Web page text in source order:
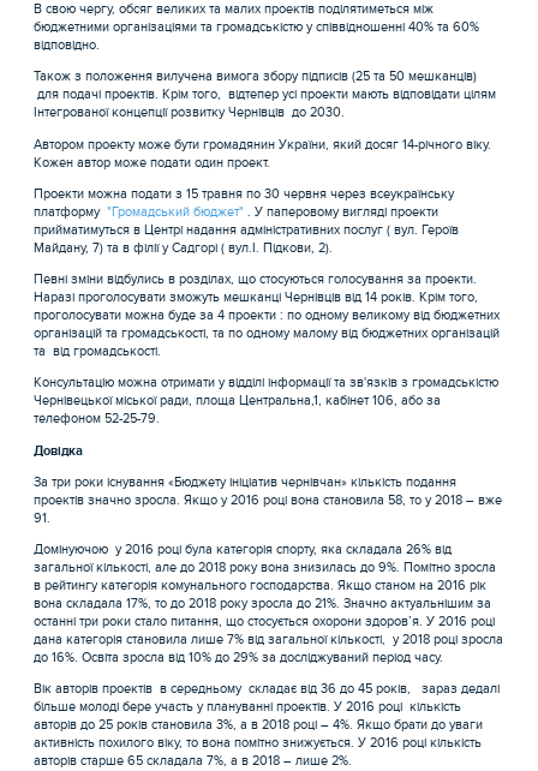
В свою чергу, обсяг великих та малих проектів поділятиметься між
бюджетними організаціями та громадськістю у співвідношенні 40% та 60%
відповідно.
Також з положення вилучена вимога збору підписів (25 та 50 мешканців)
для подачі проектів. Крім того, відтепер усі проекти мають відповідати цілям
Інтегрованої концепції розвитку Чернівців до 2030.
Автором проекту може бути громадянин України, який досяг 14-річного віку.
Кожен автор може подати один проект.
Проекти можна подати з 15 травня по 30 червня через всеукраїнську
платформу"Громадський бюджет" . У паперовому вигляді проекти
прийматимуться в Центрі надання адміністративних послуг ( вул. Героїв
Майдану, 7) та в філії у Садгорі ( вул.І. Підкови, 2).
Певні зміни відбулись в розділах, що стосуються голосування за проекти.
Наразі проголосувати зможуть мешканці Чернівців від 14 років. Крім того,
проголосувати можна буде за 4 проекти : по одному великому від бюджетних
організацій та громадськості, та по одному малому від бюджетних організацій
та від громадськості.
Консультацію можна отримати у відділі інформації та зв'язків з громадськістю
Чернівецької міської ради, площа Центральна,1, кабінет 106, або за
телефоном 52-25-79.
Довідка
За три роки існування «Бюджету ініціатив чернівчан» кількість подання
проектів значно зросла. Якщо у 2016 році вона становила 58, то у 2018 – вже
91.
Домінуючою у 2016 році була категорія спорту, яка складала 26% від
загальної кількості, але до 2018 року вона знизилась до 9%. Помітно зросла
в рейтингу категорія комунального господарства. Якщо станом на 2016 рік
вона складала 17%, то до 2018 року зросла до 21%. Значно актуальнішим за
останні три роки стало питання, що стосується охорони здоров’я. У 2016 році
дана категорія становила лише 7% від загальної кількості, у 2018 році зросла
до 16%. Освіта зросла від 10% до 29% за досліджуваний період часу.
Вік авторів проектів в середньому складає від 36 до 45 років, зараз дедалі
більше молоді бере участь у плануванні проектів. У 2016 році кількість
авторів до 25 років становила 3%, а в 2018 році – 4%. Якщо брати до уваги
активність похилого віку, то вона помітно знижується. У 2016 році кількість
авторів старше 65 складала 7%, а в 2018 – лише 2%.